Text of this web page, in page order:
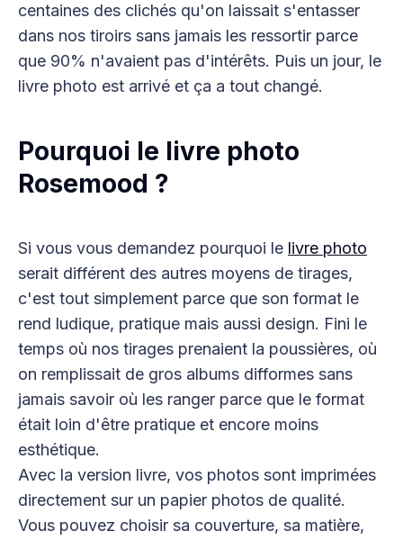
centaines des clichés qu'on laissait s'entasser
dans nos tiroirs sans jamais les ressortir parce
que 90% n'avaient pas d'intérêts. Puis un jour, le
livre photo est arrivé et ça a tout changé.
Pourquoi le livre photo
Rosemood ?
Si vous vous demandez pourquoi le livre photo
serait différent des autres moyens de tirages,
c'est tout simplement parce que son format le
rend ludique, pratique mais aussi design. Fini le
temps où nos tirages prenaient la poussières, où
on remplissait de gros albums difformes sans
jamais savoir où les ranger parce que le format
était loin d'être pratique et encore moins
esthétique.
Avec la version livre, vos photos sont imprimées
directement sur un papier photos de qualité.
Vous pouvez choisir sa couverture, sa matière,